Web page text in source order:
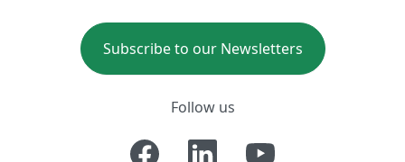
Subscribe to our Newsletters
Follow us